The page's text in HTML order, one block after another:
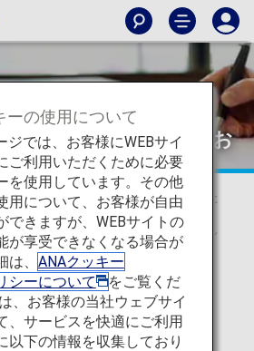
ラブ会員規約改定のお
ANAマイレージクラブをご利用いた
ざいます。
（火）を改定日として、ANAマイレ
部変更する旨をお知らせいたしま
乗分までは現行の規約が適用され、
降は改定後の規約が適用されます。
です。
ーの使用について
ジでは、お客様にWEBサイ
ご利用いただくために必要
を使用しています。その他
用について、お客様が自由
できますが、WEBサイトの
が享受できなくなる場合が
、 ANAクッキー
シーについて
をご覧くだ
、お客様の当社ウェブサイ
、サービスを快適にご利用
以下の情報を収集しており